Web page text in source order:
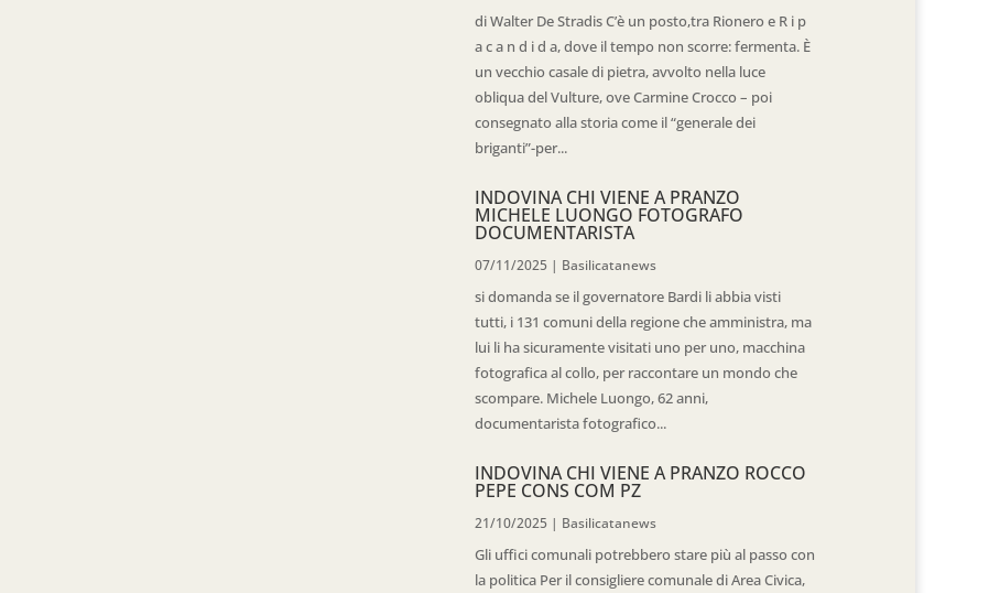
di Walter De Stradis C’è un posto,tra Rionero e R i p
a c a n d i d a, dove il tempo non scorre: fermenta. È
un vecchio casale di pietra, avvolto nella luce
obliqua del Vulture, ove Carmine Crocco – poi
consegnato alla storia come il “generale dei
briganti”-per...
INDOVINA CHI VIENE A PRANZO
MICHELE LUONGO FOTOGRAFO
DOCUMENTARISTA
07/11/2025 | Basilicatanews
si domanda se il governatore Bardi li abbia visti
tutti, i 131 comuni della regione che amministra, ma
lui li ha sicuramente visitati uno per uno, macchina
fotografica al collo, per raccontare un mondo che
scompare. Michele Luongo, 62 anni,
documentarista fotografico...
INDOVINA CHI VIENE A PRANZO ROCCO
PEPE CONS COM PZ
21/10/2025 | Basilicatanews
Gli uffici comunali potrebbero stare più al passo con
la politica Per il consigliere comunale di Area Civica,